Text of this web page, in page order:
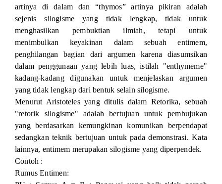
artinya di dalam dan “thymos” artinya pikiran adalah
sejenis silogisme yang tidak lengkap, tidak untuk
menghasilkan pembuktian ilmiah, tetapi untuk
menimbulkan keyakinan dalam sebuah entimem,
penghilangan bagian dari argumen karena diasumsikan
dalam penggunaan yang lebih luas, istilah "enthymeme"
kadang-kadang digunakan untuk menjelaskan argumen
yang tidak lengkap dari bentuk selain silogisme.
Menurut Aristoteles yang ditulis dalam Retorika, sebuah
"retorik silogisme" adalah bertujuan untuk pembujukan
yang berdasarkan kemungkinan komunikan berpendapat
sedangkan teknik bertujuan untuk pada demonstrasi. Kata
lainnya, entimem merupakan silogisme yang diperpendek.
Contoh :
Rumus Entimen: